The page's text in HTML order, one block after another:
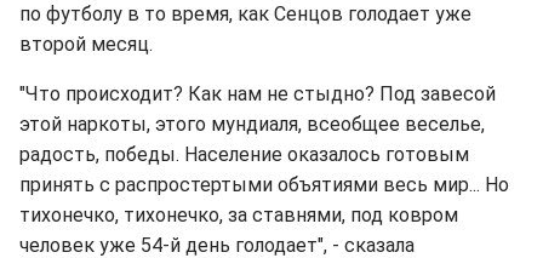
по футболу в то время, как Сенцов голодает уже
второй месяц.
"Что происходит? Как нам не стыдно? Под завесой
этой наркоты, этого мундиаля, всеобщее веселье,
радость, победы. Население оказалось готовым
принять с распростертыми объятиями весь мир... Но
тихонечко, тихонечко, за ставнями, под ковром
человек уже 54-й день голодает", - сказала